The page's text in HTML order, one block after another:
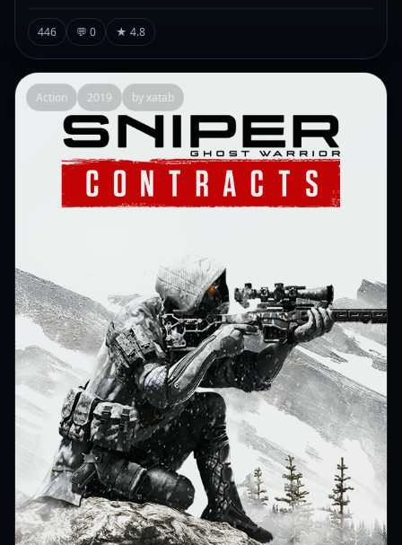
446 💬 0 ★ 4.8
Action 2019 by xatab